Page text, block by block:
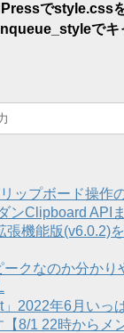
でstyle.css
でキ
ップボード操作
ンClipboard API
張機能版(v6.0.2)
クなのか分かり
」2022年6月いっ
8/1 22時からメ